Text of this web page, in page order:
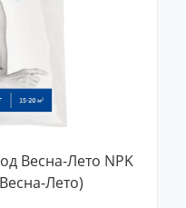
Весна-Лето NPK
Лето)